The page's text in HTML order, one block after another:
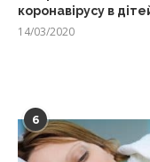
коронавірусу в
14/03/2020
6